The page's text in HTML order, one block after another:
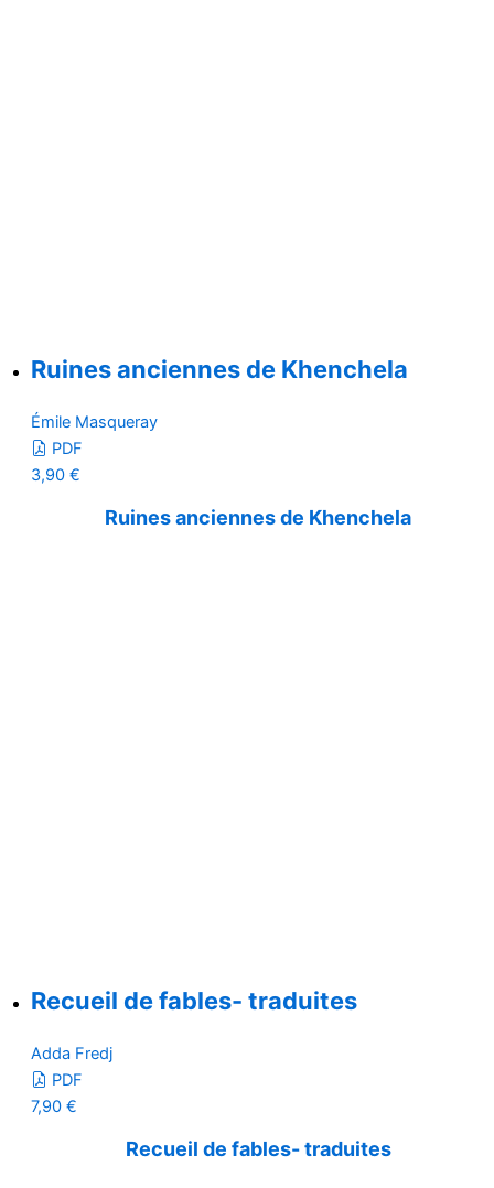
Ruines anciennes de Khenchela
Émile Masqueray
PDF
3,90 €
Ruines anciennes de Khenchela
Recueil de fables- traduites
Adda Fredj
PDF
7,90 €
Recueil de fables- traduites